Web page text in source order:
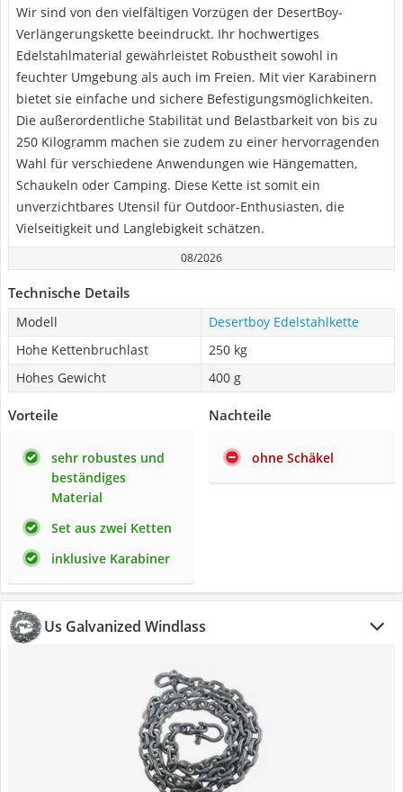
Wir sind von den vielfältigen Vorzügen der DesertBoy-
Verlängerungskette beeindruckt. Ihr hochwertiges
Edelstahlmaterial gewährleistet Robustheit sowohl in
feuchter Umgebung als auch im Freien. Mit vier Karabinern
bietet sie einfache und sichere Befestigungsmöglichkeiten.
Die außerordentliche Stabilität und Belastbarkeit von bis zu
250 Kilogramm machen sie zudem zu einer hervorragenden
Wahl für verschiedene Anwendungen wie Hängematten,
Schaukeln oder Camping. Diese Kette ist somit ein
unverzichtbares Utensil für Outdoor-Enthusiasten, die
Vielseitigkeit und Langlebigkeit schätzen.
08/2026
Technische Details
Modell
Desertboy Edelstahlkette
Hohe Kettenbruchlast
250 kg
Hohes Gewicht
‎400 g
Vorteile
sehr robustes und
beständiges
Material
Set aus zwei Ketten
inklusive Karabiner
Nachteile
ohne Schäkel
Us Galvanized Windlass